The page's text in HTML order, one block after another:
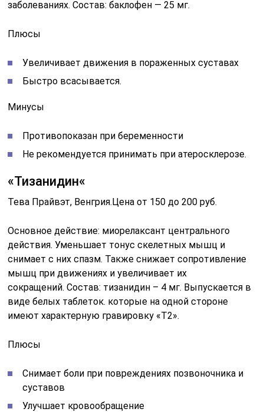
заболеваниях. Состав: баклофен — 25 мг.
Плюсы
Увеличивает движения в пораженных суставах
Быстро всасывается.
Минусы
Противопоказан при беременности
Не рекомендуется принимать при атеросклерозе.
«Тизанидин«
Тева Прайвэт, Венгрия.Цена от 150 до 200 руб.
Основное действие: миорелаксант центрального
действия. Уменьшает тонус скелетных мышц и
снимает с них спазм. Также снижает сопротивление
мышц при движениях и увеличивает их
сокращений. Состав: тизанидин – 4 мг. Выпускается в
виде белых таблеток. которые на одной стороне
имеют характерную гравировку «Т2».
Плюсы
Снимает боли при повреждениях позвоночника и
суставов
Улучшает кровообращение